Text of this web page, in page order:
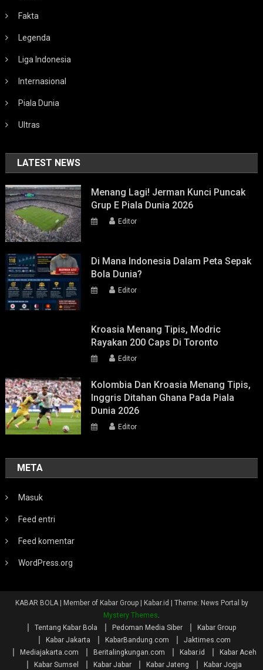
Fakta
Legenda
Liga Indonesia
Internasional
Piala Dunia
Ultras
LATEST NEWS
Menang Lagi! Jerman Kunci Puncak
Grup E Piala Dunia 2026
Editor
Di Mana Indonesia Dalam Peta Sepak
Bola Dunia?
Editor
Kroasia Menang Tipis, Modric
Rayakan 200 Caps Di Toronto
Editor
Kolombia Dan Kroasia Menang Tipis,
Inggris Ditahan Ghana Pada Piala
Dunia 2026
Editor
META
Masuk
Feed entri
Feed komentar
WordPress.org
KABAR BOLA | Member of Kabar Group | Kabar.id
Theme: News Portal by
Mystery Themes.
Tentang Kabar Bola
Pedoman Media Siber
Kabar Group
Kabar Jakarta
KabarBandung.com
Jaktimes.com
Mediajakarta.com
Beritalingkungan.com Kabar.id
Kabar Aceh
Kabar Sumsel
Kabar Jabar Kabar Jateng Kabar Jogja